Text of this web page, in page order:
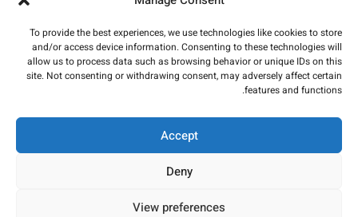
To provide the best experiences, we use technologies like cookies to store
and/or access device information. Consenting to these technologies will
allow us to process data such as browsing behavior or unique IDs on this
site. Not consenting or withdrawing consent, may adversely affect certain
features and functions.
Accept
Deny
View preferences
אזור תעשייה נוף הארץ, כפר קאסם
משרד: 03-6715586
פקס: 03-6784235
מאמרים אחרונים
המוצרים שלנו